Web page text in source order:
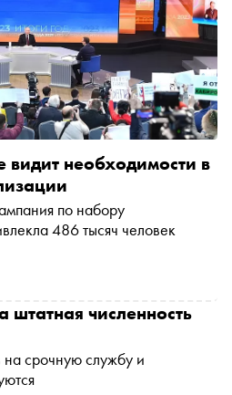
необходимости в
по набору
486 тысяч человек
штатная численность
срочную службу и